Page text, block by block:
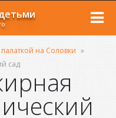
на Соловки »
сад